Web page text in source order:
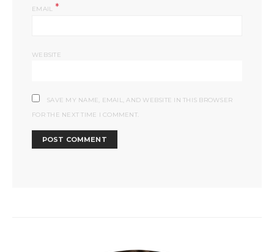
EMAIL *
WEBSITE
SAVE MY NAME, EMAIL, AND WEBSITE IN THIS BROWSER
FOR THE NEXT TIME I COMMENT.